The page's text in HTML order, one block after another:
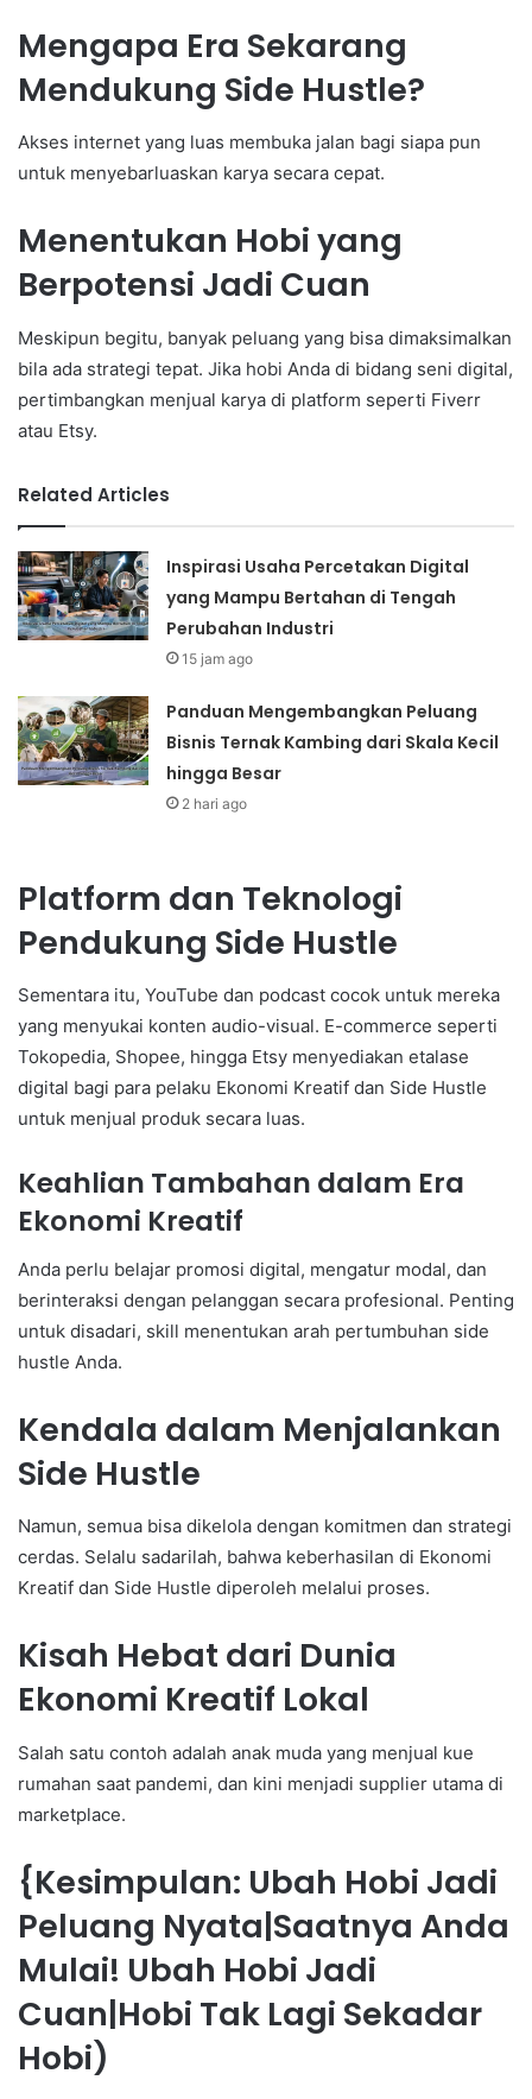
Mengapa Era Sekarang
Mendukung Side Hustle?
Akses internet yang luas membuka jalan bagi siapa pun
untuk menyebarluaskan karya secara cepat.
Menentukan Hobi yang
Berpotensi Jadi Cuan
Meskipun begitu, banyak peluang yang bisa dimaksimalkan
bila ada strategi tepat. Jika hobi Anda di bidang seni digital,
pertimbangkan menjual karya di platform seperti Fiverr
atau Etsy.
Related Articles
Inspirasi Usaha Percetakan Digital
yang Mampu Bertahan di Tengah
Perubahan Industri
15 jam ago
Panduan Mengembangkan Peluang
Bisnis Ternak Kambing dari Skala Kecil
hingga Besar
2 hari ago
Platform dan Teknologi
Pendukung Side Hustle
Sementara itu, YouTube dan podcast cocok untuk mereka
yang menyukai konten audio-visual. E-commerce seperti
Tokopedia, Shopee, hingga Etsy menyediakan etalase
digital bagi para pelaku Ekonomi Kreatif dan Side Hustle
untuk menjual produk secara luas.
Keahlian Tambahan dalam Era
Ekonomi Kreatif
Anda perlu belajar promosi digital, mengatur modal, dan
berinteraksi dengan pelanggan secara profesional. Penting
untuk disadari, skill menentukan arah pertumbuhan side
hustle Anda.
Kendala dalam Menjalankan
Side Hustle
Namun, semua bisa dikelola dengan komitmen dan strategi
cerdas. Selalu sadarilah, bahwa keberhasilan di Ekonomi
Kreatif dan Side Hustle diperoleh melalui proses.
Kisah Hebat dari Dunia
Ekonomi Kreatif Lokal
Salah satu contoh adalah anak muda yang menjual kue
rumahan saat pandemi, dan kini menjadi supplier utama di
marketplace.
{Kesimpulan: Ubah Hobi Jadi
Peluang Nyata|Saatnya Anda
Mulai! Ubah Hobi Jadi
Cuan|Hobi Tak Lagi Sekadar
Hobi)